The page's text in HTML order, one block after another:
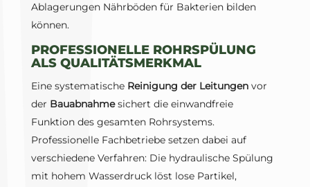
Ablagerungen Nährböden für Bakterien bilden
können.
PROFESSIONELLE ROHRSPÜLUNG
ALS QUALITÄTSMERKMAL
Eine systematische Reinigung der Leitungenvor
der Bauabnahmesichert die einwandfreie
Funktion des gesamten Rohrsystems.
Professionelle Fachbetriebe setzen dabei auf
verschiedene Verfahren: Die hydraulische Spülung
mit hohem Wasserdruck löst lose Partikel,